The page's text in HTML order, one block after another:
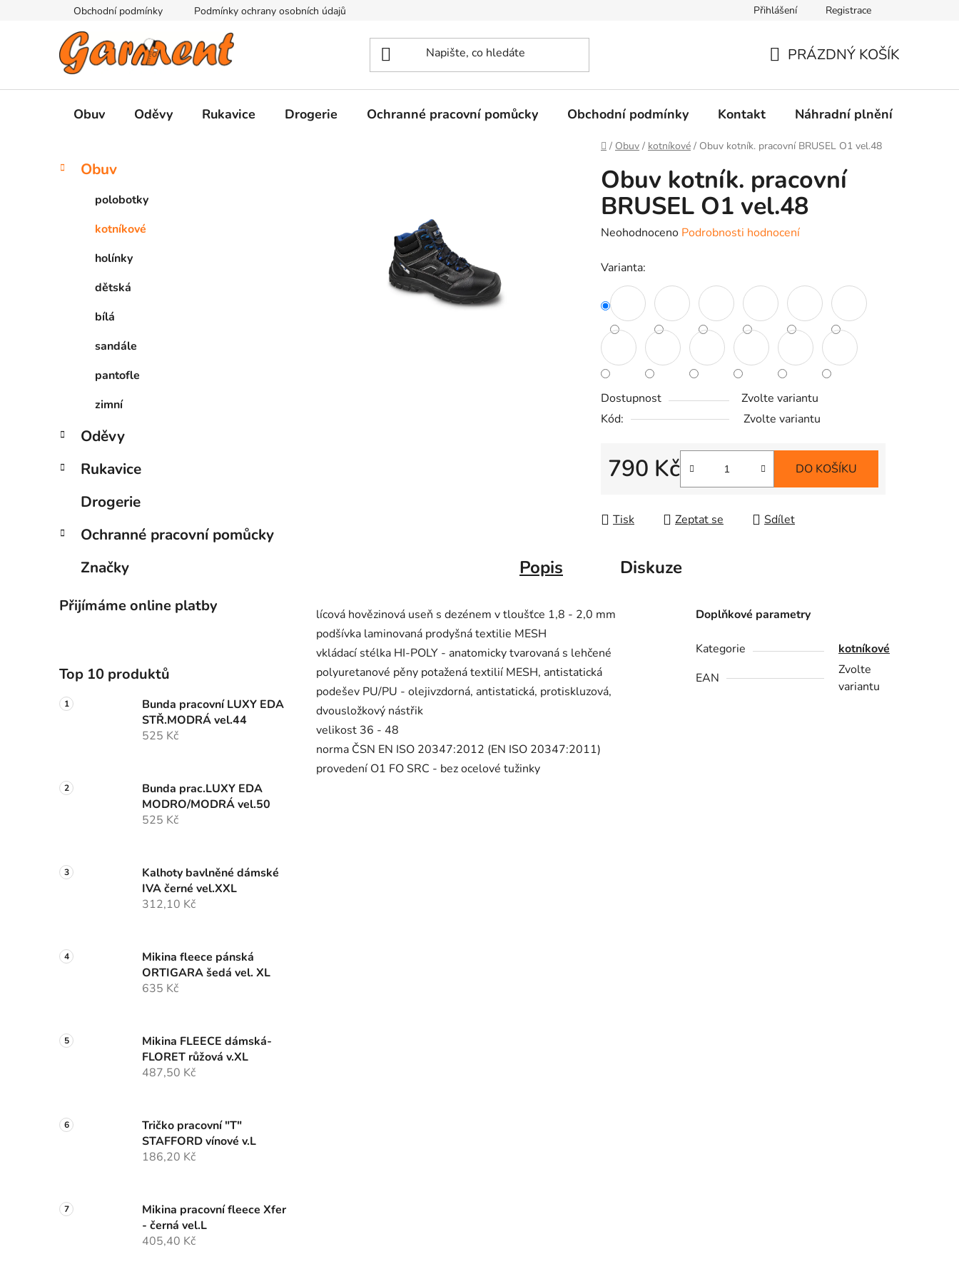
Obchodní podmínky Podmínky ochrany osobních údajů Přihlášení Registrace
KOŠÍK
PRÁZDNÝ KOŠÍK
Obuv Oděvy Rukavice Drogerie Ochranné pracovní pomůcky Obchodní podmínky Kontakt Náhradní plnění
Domů
/ Obuv / kotníkové / Obuv kotník. pracovní BRUSEL O1 vel.48
PPřeskočit
kategorie
K
a
Obuv
polobotky
kotníkové
holínky
dětská
bílá
sandále
pantofle
zimní
Oděvy
Rukavice
Drogerie
Ochranné pracovní pomůcky
Značky
Přijímáme online platby
Top 10 produktů
Bunda pracovní LUXY EDA
STŘ.MODRÁ vel.44
525 Kč
Bunda prac.LUXY EDA
MODRO/MODRÁ vel.50
525 Kč
Kalhoty bavlněné dámské
IVA černé vel.XXL
312,10 Kč
Mikina fleece pánská
ORTIGARA šedá vel. XL
635 Kč
Mikina FLEECE dámská-
FLORET růžová v.XL
487,50 Kč
Tričko pracovní "T"
STAFFORD vínové v.L
186,20 Kč
Mikina pracovní fleece Xfer
- černá vel.L
405,40 Kč
Obuv kotník. pracovní
BRUSEL O1 vel.48
Průměrné
produktu
0,0
5
hvězdiček.
Neohodnoceno Podrobnosti hodnocení
Varianta:
Dostupnost
Zvolte variantu
Kód:
Zvolte variantu
790 Kč DO KOŠÍKU
Tisk Zeptat se Sdílet
Popis Diskuze
lícová hovězinová useň s dezénem v tloušťce 1,8 - 2,0 mm
podšívka laminovaná prodyšná textilie MESH
vkládací stélka HI-POLY - anatomicky tvarovaná s lehčené
polyuretanové pěny potažená textilií MESH, antistatická
podešev PU/PU - olejivzdorná, antistatická, protiskluzová,
dvousložkový nástřik
velikost 36 - 48
norma ČSN EN ISO 20347:2012 (EN ISO 20347:2011)
provedení O1 FO SRC - bez ocelové tužinky
Doplňkové parametry
Kategorie
kotníkové
EAN
Zvolte
variantu